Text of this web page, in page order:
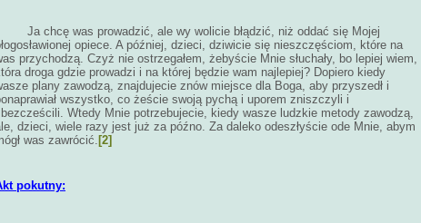
Ja chcę was prowadzić, ale wy wolicie błądzić, niż oddać się Mojej
opiece. A później, dzieci, dziwicie się nieszczęściom, które na
przychodzą. Czyż nie ostrzegałem, żebyście Mnie słuchały, bo lepiej wiem,
droga gdzie prowadzi i na której będzie wam najlepiej? Dopiero kiedy
plany zawodzą, znajdujecie znów miejsce dla Boga, aby przyszedł i
wszystko, co żeście swoją pychą i uporem zniszczyli i
Wtedy Mnie potrzebujecie, kiedy wasze ludzkie metody zawodzą,
dzieci, wiele razy jest już za późno. Za daleko odeszłyście ode Mnie, abym
was zawrócić. [2]
pokutny: